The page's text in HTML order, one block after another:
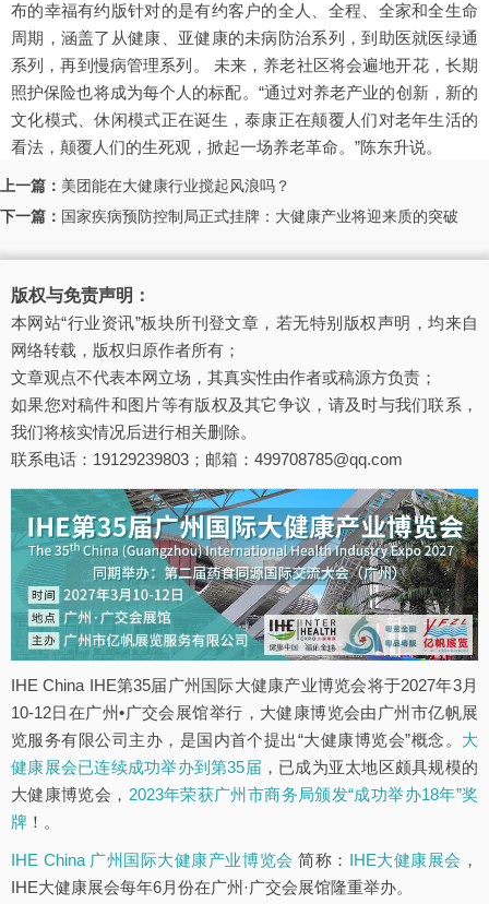
布的幸福有约版针对的是有约客户的全人、全程、全家和全生命
周期，涵盖了从健康、亚健康的未病防治系列，到助医就医绿通
系列，再到慢病管理系列。 未来，养老社区将会遍地开花，长期
照护保险也将成为每个人的标配。“通过对养老产业的创新，新的
文化模式、休闲模式正在诞生，泰康正在颠覆人们对老年生活的
看法，颠覆人们的生死观，掀起一场养老革命。”陈东升说。
上一篇： 美团能在大健康行业搅起风浪吗？
下一篇： 国家疾病预防控制局正式挂牌：大健康产业将迎来质的突破
版权与免责声明：
本网站“行业资讯”板块所刊登文章，若无特别版权声明，均来自
网络转载，版权归原作者所有；
文章观点不代表本网立场，其真实性由作者或稿源方负责；
如果您对稿件和图片等有版权及其它争议，请及时与我们联系，
我们将核实情况后进行相关删除。
联系电话：19129239803；邮箱：499708785@qq.com
IHE China IHE第35届广州国际大健康产业博览会将于2027年3月
10-12日在广州•广交会展馆举行，大健康博览会由广州市亿帆展
览服务有限公司主办，是国内首个提出“大健康博览会”概念。 大
健康展会已连续成功举办到第35届 ，已成为亚太地区颇具规模的
大健康博览会， 2023年荣获广州市商务局颁发“成功举办18年”奖
牌 ！。
IHE China 广州国际大健康产业博览会 简称： IHE大健康展会 ，
IHE大健康展会每年6月份在广州·广交会展馆隆重举办。